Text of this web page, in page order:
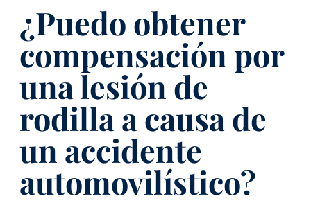
¿Puedo obtener
compensación por
una lesión de
rodilla a causa de
un accidente
automovilístico?